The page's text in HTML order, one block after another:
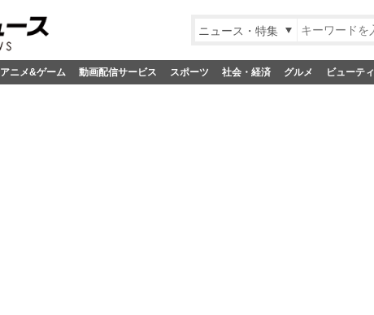
ニュース・特集
アニメ&ゲーム 動画配信サービス スポーツ 社会・経済 グルメ ビューティ